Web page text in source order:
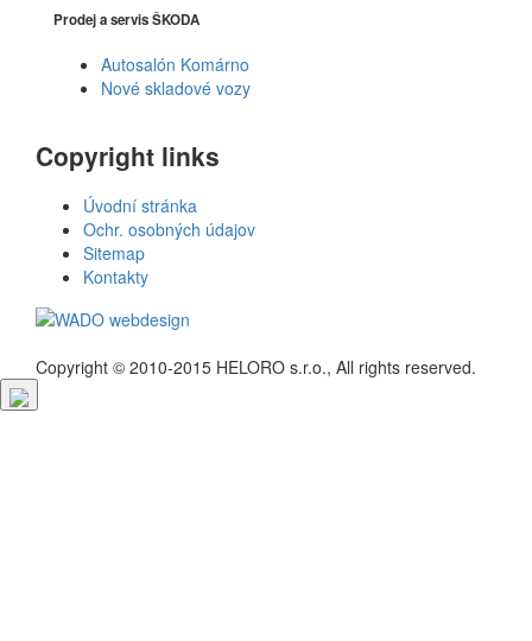
Prodej a servis ŠKODA
Autosalón Komárno
Nové skladové vozy
Copyright links
Úvodní stránka
Ochr. osobných údajov
Sitemap
Kontakty
Copyright © 2010-2015 HELORO s.r.o., All rights reserved.